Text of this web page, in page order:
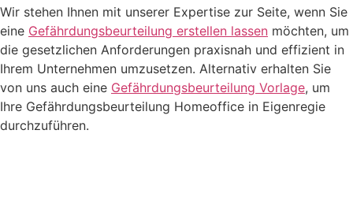
Wir stehen Ihnen mit unserer Expertise zur Seite, wenn Sie
eine Gefährdungsbeurteilung erstellen lassen möchten, um
die gesetzlichen Anforderungen praxisnah und effizient in
Ihrem Unternehmen umzusetzen. Alternativ erhalten Sie
von uns auch eine Gefährdungsbeurteilung Vorlage, um
Ihre Gefährdungsbeurteilung Homeoffice in Eigenregie
durchzuführen.